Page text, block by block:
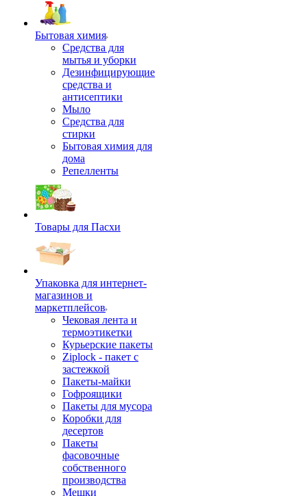
Бытовая химия
Средства для
мытья и уборки
Дезинфицирующие
средства и
антисептики
Мыло
Средства для
стирки
Бытовая химия для
дома
Репелленты
Товары для Пасхи
Упаковка для интернет-
магазинов и
маркетплейсов
Чековая лента и
термоэтикетки
Курьерские пакеты
Ziplock - пакет с
застежкой
Пакеты-майки
Гофроящики
Пакеты для мусора
Коробки для
десертов
Пакеты
фасовочные
собственного
производства
Мешки